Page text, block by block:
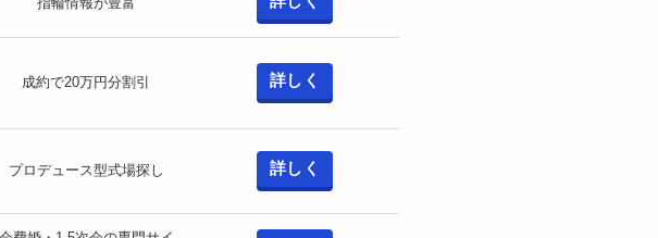
成約で20万円分割引 詳しく
プロデュース型式場探し 詳しく